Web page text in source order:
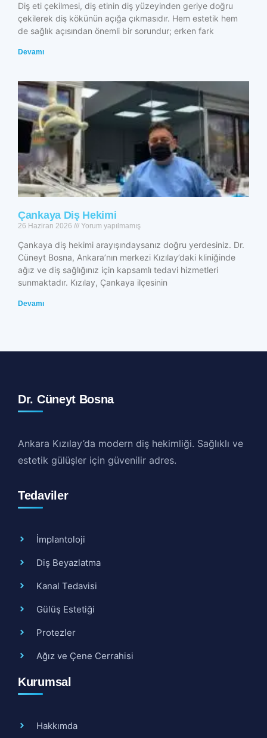
Diş eti çekilmesi, diş etinin diş yüzeyinden geriye doğru
çekilerek diş kökünün açığa çıkmasıdır. Hem estetik hem
de sağlık açısından önemli bir sorundur; erken fark
Devamı
Çankaya Diş Hekimi
26 Haziran 2026 Yorum yapılmamış
Çankaya diş hekimi arayışındaysanız doğru yerdesiniz. Dr.
Cüneyt Bosna, Ankara’nın merkezi Kızılay’daki kliniğinde
ağız ve diş sağlığınız için kapsamlı tedavi hizmetleri
sunmaktadır. Kızılay, Çankaya ilçesinin
Devamı
Dr. Cüneyt Bosna
Ankara Kızılay’da modern diş hekimliği. Sağlıklı ve
estetik gülüşler için güvenilir adres.
Tedaviler
İmplantoloji
Diş Beyazlatma
Kanal Tedavisi
Gülüş Estetiği
Protezler
Ağız ve Çene Cerrahisi
Kurumsal
Hakkımda